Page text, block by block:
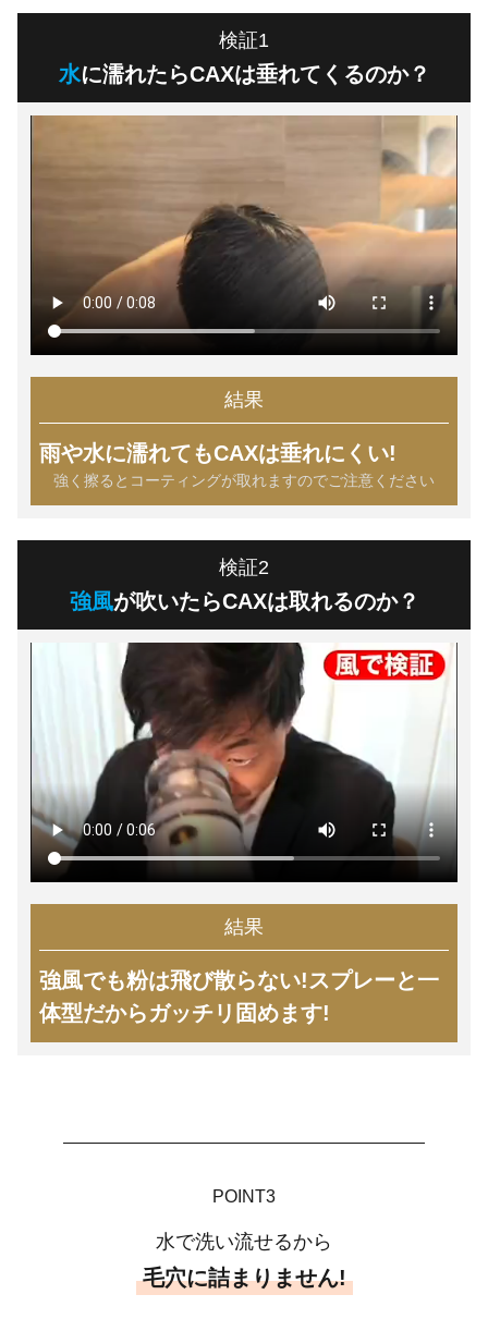
検証1
水に濡れたらCAXは垂れてくるのか？
結果
雨や水に濡れてもCAXは垂れにくい!
強く擦るとコーティングが取れますのでご注意ください
検証2
強風が吹いたらCAXは取れるのか？
結果
強風でも粉は飛び散らない!スプレーと一
体型だからガッチリ固めます!
POINT3
水で洗い流せるから
毛穴に詰まりません!